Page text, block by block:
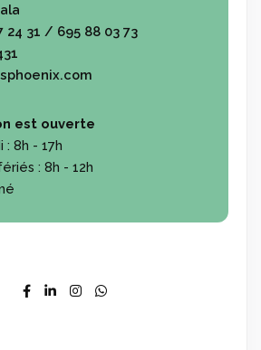
24 31 / 695 88 03 73
est ouverte
: 8h - 17h
: 8h - 12h